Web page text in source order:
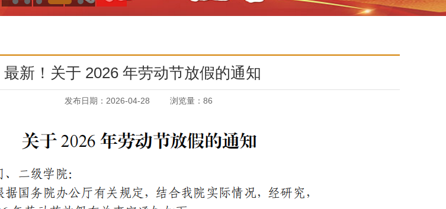
最新！关于 2026 年劳动节放假的通知
发布日期：2026-04-28 浏览量： 86